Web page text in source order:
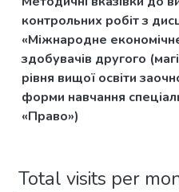
контрольних робіт з
«Міжнародне
здобувачів другого
рівня вищої освіти
форми навчання
«Право»)
Total visits per